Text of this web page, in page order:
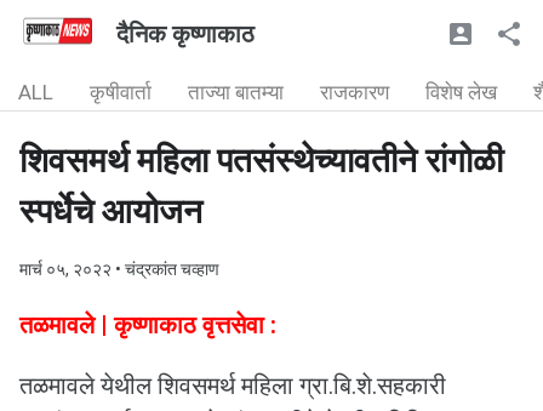
दैनिक कृष्णाकाठ
ALL कृषीवार्ता ताज्या बातम्या राजकारण विशेष लेख
शिवसमर्थ महिला पतसंस्थेच्यावतीने रांगोळी
स्पर्धेचे आयोजन
मार्च ०५, २०२२ • चंद्रकांत चव्हाण
तळमावले | कृष्णाकाठ वृत्तसेवा :
तळमावले येथील शिवसमर्थ महिला ग्रा.बि.शे.सहकारी